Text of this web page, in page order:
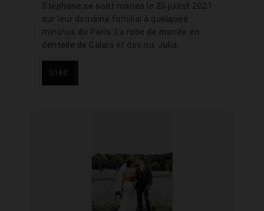
Stéphane se sont mariés le 25 juillet 2021
sur leur domaine familial à quelques
minutes de Paris. La robe de mariée en
dentelle de Calais et dos nu, Julia
LIRE